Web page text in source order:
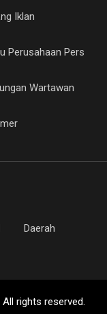
Iklan
Perusahaan Pers
Wartawan
Daerah
rights reserved.